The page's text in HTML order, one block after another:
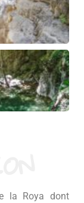
la Roya dont